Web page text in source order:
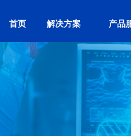
首页 解决方案 产品